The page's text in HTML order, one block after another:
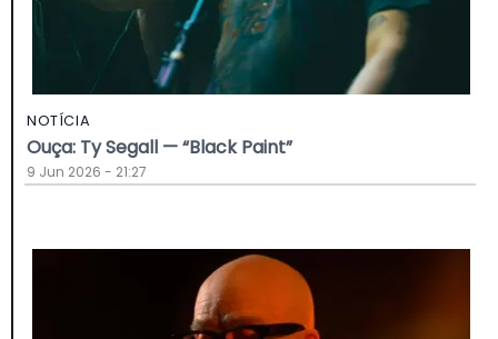
NOTÍCIA
Ouça: Ty Segall — “Black Paint”
9 Jun 2026 - 21:27